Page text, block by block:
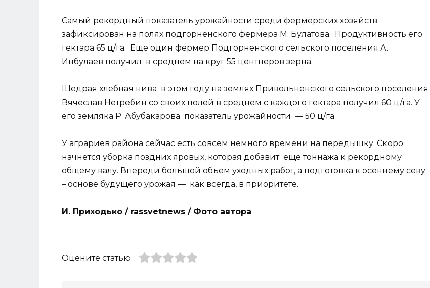
Самый рекордный показатель урожайности среди фермерских хозяйств
зафиксирован на полях подгорненского фермера М. Булатова. Продуктивность его
гектара 65 ц/га. Еще один фермер Подгорненского сельского поселения А.
Инбулаев получил в среднем на круг 55 центнеров зерна.
Щедрая хлебная нива в этом году на землях Привольненского сельского поселения.
Вячеслав Нетребин со своих полей в среднем с каждого гектара получил 60 ц/га. У
его земляка Р. Абубакарова показатель урожайности — 50 ц/га.
У аграриев района сейчас есть совсем немного времени на передышку. Скоро
начнется уборка поздних яровых, которая добавит еще тоннажа к рекордному
общему валу. Впереди большой объем уходных работ, а подготовка к осеннему севу
– основе будущего урожая — как всегда, в приоритете.
И. Приходько / rassvetnews / Фото автора
Оцените статью